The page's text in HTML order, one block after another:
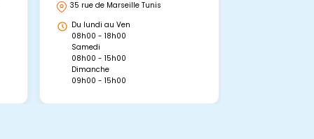
35 rue de Marseille Tunis
Du lundi au Ven
08h00 - 18h00
Samedi
08h00 - 15h00
Dimanche
09h00 - 15h00